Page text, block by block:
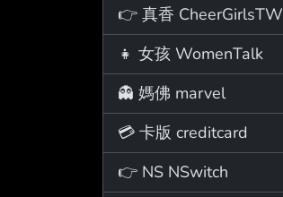
👉 真香 CheerGirlsTW
👧 女孩 WomenTalk
👻 媽佛 marvel
💳 卡版 creditcard
👉 NS NSwitch